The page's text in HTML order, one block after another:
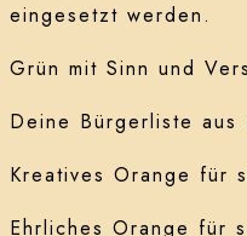
eingesetzt werden.
Grün mit Sinn und
Deine Bürgerliste aus
Kreatives Orange für
Ehrliches Orange für